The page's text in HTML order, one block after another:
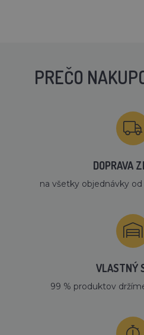
PREČO
DOPRAVA
na všetky objednávky
VLASTNÝ
99 % produktov